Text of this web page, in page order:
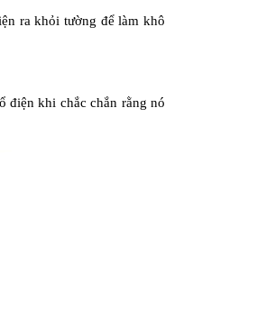
ra khỏi tường để làm khô
điện khi chắc chắn rằng nó